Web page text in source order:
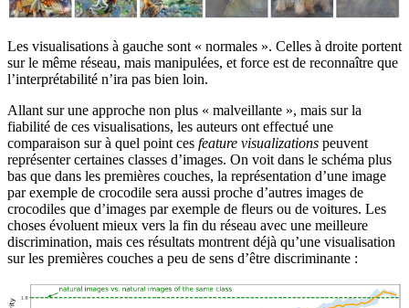
Les visualisations à gauche sont « normales ». Celles à droite portent
sur le même réseau, mais manipulées, et force est de reconnaître que
l’interprétabilité n’ira pas bien loin.
Allant sur une approche non plus « malveillante », mais sur la
fiabilité de ces visualisations, les auteurs ont effectué une
comparaison sur à quel point ces feature visualizations peuvent
représenter certaines classes d’images. On voit dans le schéma plus
bas que dans les premières couches, la représentation d’une image
par exemple de crocodile sera aussi proche d’autres images de
crocodiles que d’images par exemple de fleurs ou de voitures. Les
choses évoluent mieux vers la fin du réseau avec une meilleure
discrimination, mais ces résultats montrent déjà qu’une visualisation
sur les premières couches a peu de sens d’être discriminante :